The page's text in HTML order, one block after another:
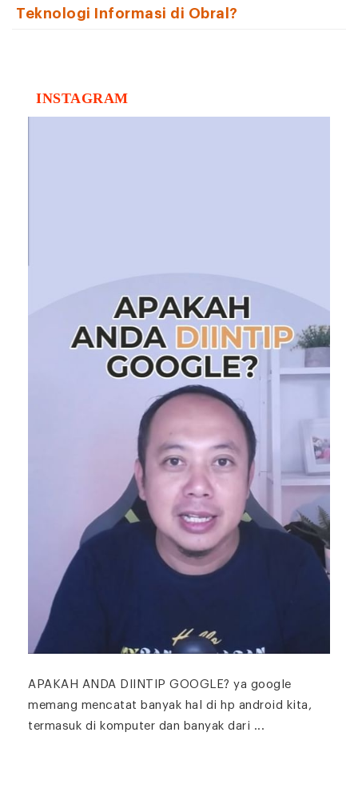
Teknologi Informasi di Obral?
INSTAGRAM
APAKAH ANDA DIINTIP GOOGLE? ya google
memang mencatat banyak hal di hp android kita,
termasuk di komputer dan banyak dari ...